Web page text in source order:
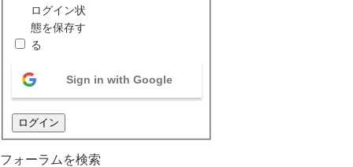
ログイン状
態を保存す
る
Sign in with Google
ログイン
フォーラムを検索